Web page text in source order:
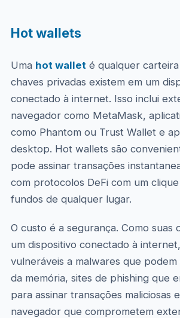
Hot wallets
Uma hot walleté qualquer carteira
chaves privadas existem em um
conectado à internet. Isso inclui
navegador como MetaMask,
como Phantom ou Trust Wallet e
desktop. Hot wallets são
pode assinar transações
com protocolos DeFi com um
fundos de qualquer lugar.
O custo é a segurança. Como suas
um dispositivo conectado à
vulneráveis a malwares que
da memória, sites de phishing que
para assinar transações maliciosas
navegador que comprometem